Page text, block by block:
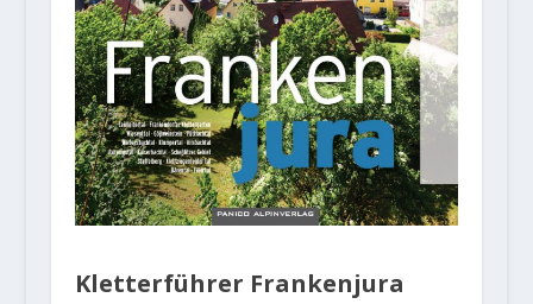
Kletterführer Frankenjura